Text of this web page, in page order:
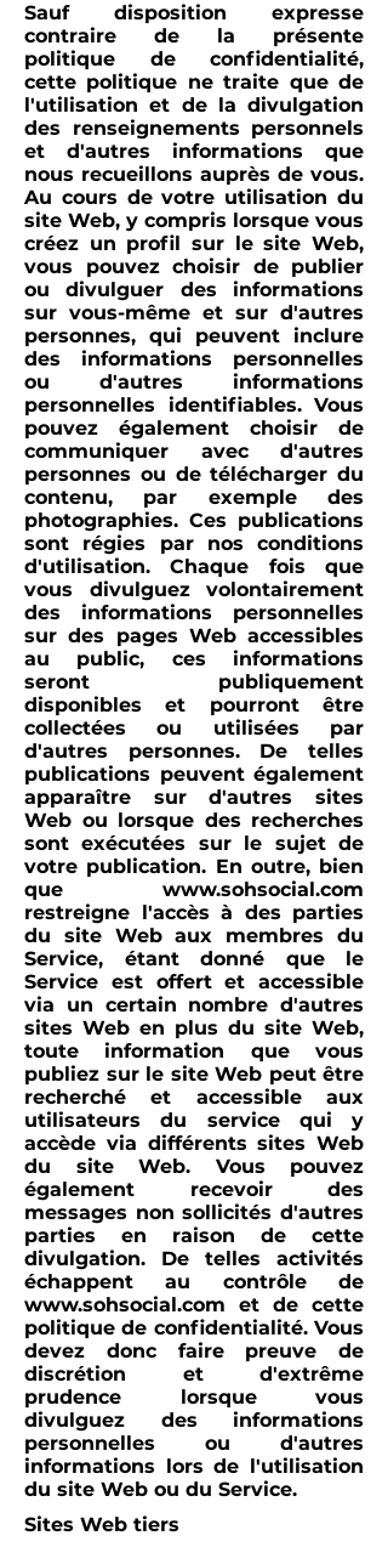
Sauf disposition expresse
contraire de la présente
politique de confidentialité,
cette politique ne traite que de
l'utilisation et de la divulgation
des renseignements personnels
et d'autres informations que
nous recueillons auprès de vous.
Au cours de votre utilisation du
site Web, y compris lorsque vous
créez un profil sur le site Web,
vous pouvez choisir de publier
ou divulguer des informations
sur vous-même et sur d'autres
personnes, qui peuvent inclure
des informations personnelles
ou d'autres informations
personnelles identifiables. Vous
pouvez également choisir de
communiquer avec d'autres
personnes ou de télécharger du
contenu, par exemple des
photographies. Ces publications
sont régies par nos conditions
d'utilisation. Chaque fois que
vous divulguez volontairement
des informations personnelles
sur des pages Web accessibles
au public, ces informations
seront publiquement
disponibles et pourront être
collectées ou utilisées par
d'autres personnes. De telles
publications peuvent également
apparaître sur d'autres sites
Web ou lorsque des recherches
sont exécutées sur le sujet de
votre publication. En outre, bien
que www.sohsocial.com
restreigne l'accès à des parties
du site Web aux membres du
Service, étant donné que le
Service est offert et accessible
via un certain nombre d'autres
sites Web en plus du site Web,
toute information que vous
publiez sur le site Web peut être
recherché et accessible aux
utilisateurs du service qui y
accède via différents sites Web
du site Web. Vous pouvez
également recevoir des
messages non sollicités d'autres
parties en raison de cette
divulgation. De telles activités
échappent au contrôle de
www.sohsocial.com et de cette
politique de confidentialité. Vous
devez donc faire preuve de
discrétion et d'extrême
prudence lorsque vous
divulguez des informations
personnelles ou d'autres
informations lors de l'utilisation
du site Web ou du Service.
Sites Web tiers